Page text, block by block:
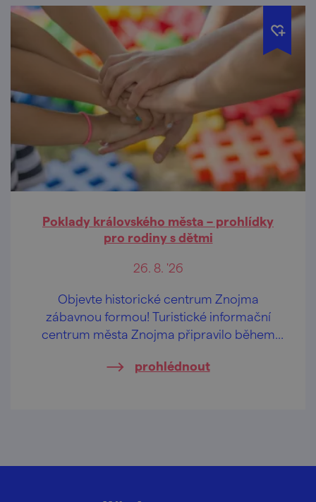
Poklady královského města – prohlídky
pro rodiny s dětmi
26. 8. '26
Objevte historické centrum Znojma
zábavnou formou! Turistické informační
centrum města Znojma připravilo během
prohlídky určené především rodinám s
prohlédnout